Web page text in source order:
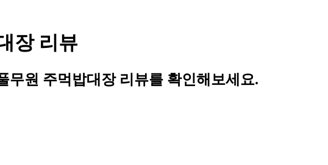
장 리뷰
무원 주먹밥대장 리뷰를 확인해보세요.